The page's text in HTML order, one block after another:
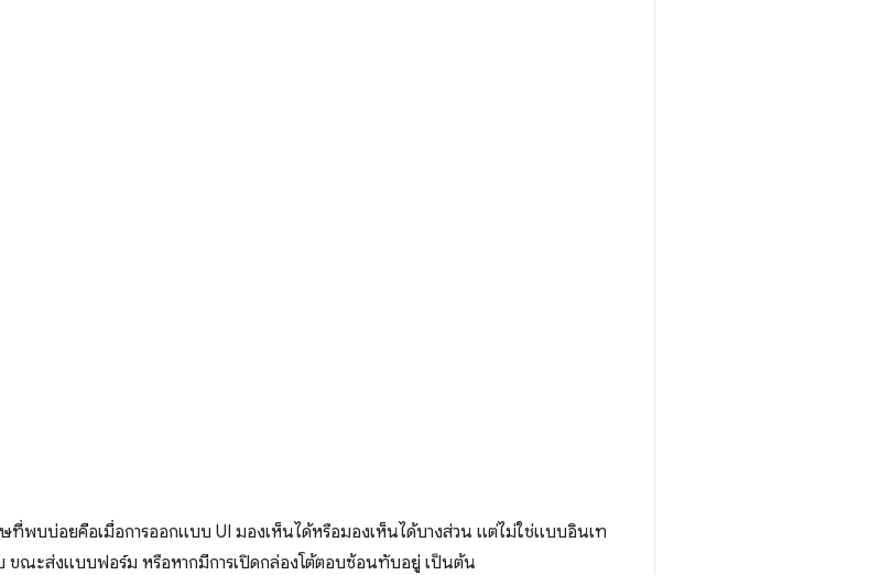
ษที่พบบ่อยคือเมื่อการออกแบบ UI มองเห็นได้หรือมองเห็นได้บางส่วน แต่ไม่ใช่แบบอินเท
ขณะส่งแบบฟอร์ม หรือหากมีการเปิดกล่องโต้ตอบซ้อนทับอยู่ เป็นต้น